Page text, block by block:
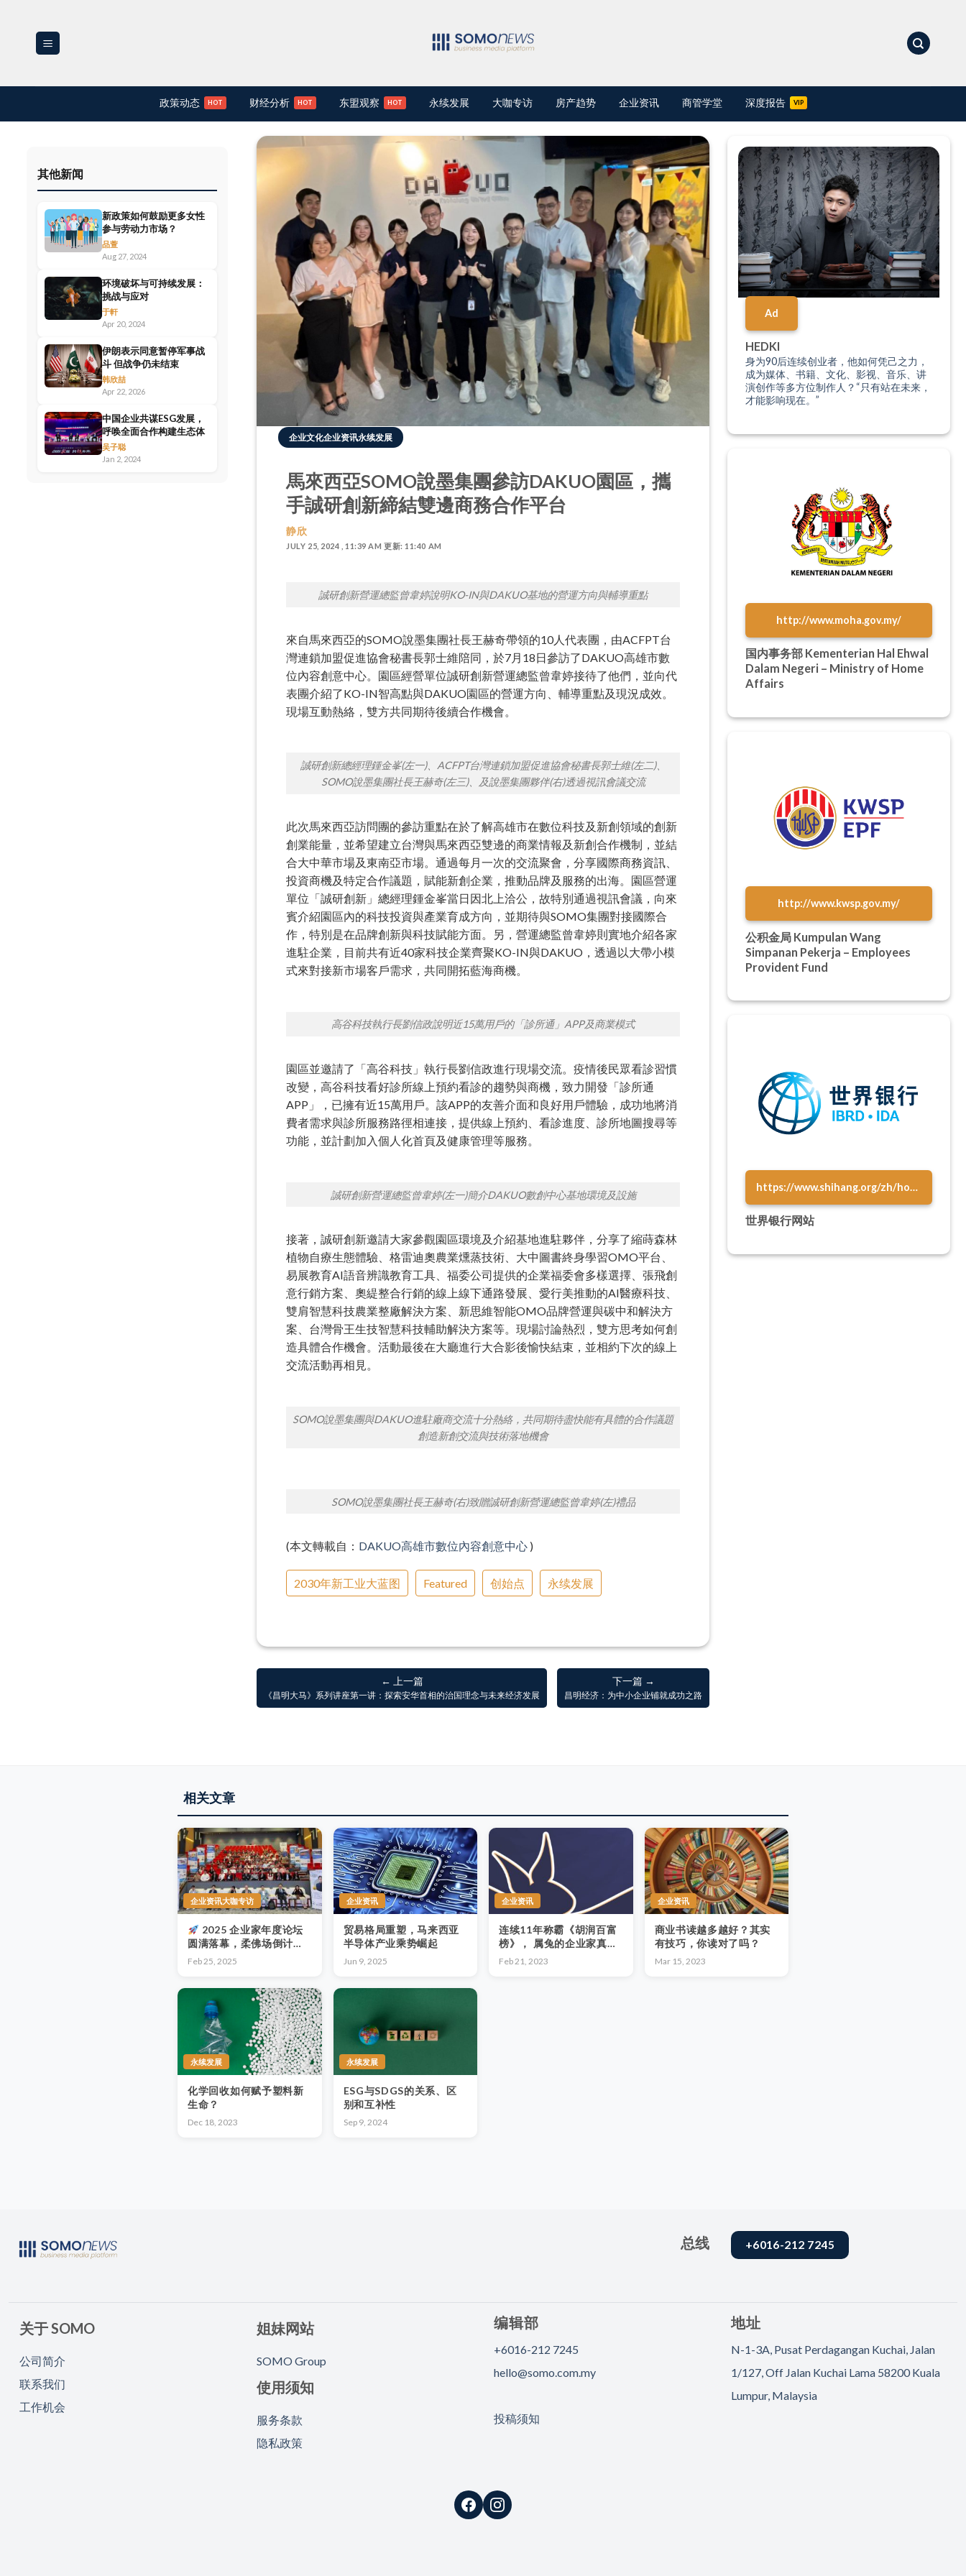
政策动态 财经分析 东盟观察 永续发展 大咖专访 房产趋势 企业资讯 商管学堂 深度报告
其他新闻
新政策如何鼓励更多女性
参与劳动力市场？
品萱
Aug 27, 2024
环境破坏与可持续发展：
挑战与应对
于軒
Apr 20, 2024
伊朗表示同意暂停军事战
斗 但战争仍未结束
韩欣喆
Apr 22, 2026
中国企业共谋ESG发展，
呼唤全面合作构建生态体
吴子聪
Jan 2, 2024
企业文化企业资讯永续发展
馬來西亞SOMO說墨集團參訪DAKUO園區，攜
手誠研創新締結雙邊商務合作平台
静欣
JULY 25, 2024 , 11:39 AM 更新: 11:40 AM
誠研創新營運總監曾韋婷說明KO-IN與DAKUO基地的營運方向與輔導重點
來自馬來西亞的SOMO說墨集團社長王赫奇帶領的10人代表團，由ACFPT台
灣連鎖加盟促進協會秘書長郭士維陪同，於7月18日參訪了DAKUO高雄市數
位內容創意中心。園區經營單位誠研創新營運總監曾韋婷接待了他們，並向代
表團介紹了KO-IN智高點與DAKUO園區的營運方向、輔導重點及現況成效。
現場互動熱絡，雙方共同期待後續合作機會。
誠研創新總經理鍾金峯(左一)、ACFPT台灣連鎖加盟促進協會秘書長郭士維(左二)、
SOMO說墨集團社長王赫奇(左三)、及說墨集團夥伴(右)透過視訊會議交流
此次馬來西亞訪問團的參訪重點在於了解高雄市在數位科技及新創領域的創新
創業能量，並希望建立台灣與馬來西亞雙邊的商業情報及新創合作機制，並結
合大中華市場及東南亞市場。通過每月一次的交流聚會，分享國際商務資訊、
投資商機及特定合作議題，賦能新創企業，推動品牌及服務的出海。園區營運
單位「誠研創新」總經理鍾金峯當日因北上洽公，故特別通過視訊會議，向來
賓介紹園區內的科技投資與產業育成方向，並期待與SOMO集團對接國際合
作，特別是在品牌創新與科技賦能方面。另，營運總監曾韋婷則實地介紹各家
進駐企業，目前共有近40家科技企業齊聚KO-IN與DAKUO，透過以大帶小模
式來對接新市場客戶需求，共同開拓藍海商機。
高谷科技執行長劉信政說明近15萬用戶的「診所通」APP及商業模式
園區並邀請了「高谷科技」執行長劉信政進行現場交流。疫情後民眾看診習慣
改變，高谷科技看好診所線上預約看診的趨勢與商機，致力開發「診所通
APP」，已擁有近15萬用戶。該APP的友善介面和良好用戶體驗，成功地將消
費者需求與診所服務路徑相連接，提供線上預約、看診進度、診所地圖搜尋等
功能，並計劃加入個人化首頁及健康管理等服務。
誠研創新營運總監曾韋婷(左一)簡介DAKUO數創中心基地環境及設施
接著，誠研創新邀請大家參觀園區環境及介紹基地進駐夥伴，分享了縮蒔森林
植物自療生態體驗、格雷迪奧農業燻蒸技術、大中圖書終身學習OMO平台、
易展教育AI語音辨識教育工具、福委公司提供的企業福委會多樣選擇、張飛創
意行銷方案、奧緹整合行銷的線上線下通路發展、愛行美推動的AI醫療科技、
雙肩智慧科技農業整廠解決方案、新思維智能OMO品牌營運與碳中和解決方
案、台灣骨王生技智慧科技輔助解決方案等。現場討論熱烈，雙方思考如何創
造具體合作機會。活動最後在大廳進行大合影後愉快結束，並相約下次的線上
交流活動再相見。
SOMO說墨集團與DAKUO進駐廠商交流十分熱絡，共同期待盡快能有具體的合作議題
創造新創交流與技術落地機會
SOMO說墨集團社長王赫奇(右)致贈誠研創新營運總監曾韋婷(左)禮品
(本文轉載自： DAKUO高雄市數位內容創意中心 )
2030年新工业大蓝图 Featured 创始点 永续发展
← 上一篇
《昌明大马》系列讲座第一讲：探索安华首相的治国理念与未来经济发展
下一篇 →
昌明经济：为中小企业铺就成功之路
Ad
HEDKI
身为90后连续创业者，他如何凭己之力，
成为媒体、书籍、文化、影视、音乐、讲
演创作等多方位制作人？“只有站在未来，
才能影响现在。”
http://www.moha.gov.my/
国内事务部 Kementerian Hal Ehwal
Dalam Negeri – Ministry of Home
Affairs
http://www.kwsp.gov.my/
公积金局 Kumpulan Wang
Simpanan Pekerja – Employees
Provident Fund
https://www.shihang.org/zh/home
世界银行网站
相关文章
企业资讯大咖专访
2025 企业家年度论坛
圆满落幕，柔佛场倒计时
1 天！
Feb 25, 2025
企业资讯
贸易格局重塑，马来西亚
半导体产业乘势崛起
Jun 9, 2025
企业资讯
连续11年称霸《胡润百富
榜》， 属兔的企业家真的
特别厉害？
Feb 21, 2023
企业资讯
商业书读越多越好？其实
有技巧，你读对了吗？
Mar 15, 2023
永续发展
化学回收如何赋予塑料新
生命？
Dec 18, 2023
永续发展
ESG与SDGS的关系、区
别和互补性
Sep 9, 2024
总线 +6016-212 7245
关于 SOMO
公司简介
联系我们
工作机会
姐妹网站
SOMO Group
使用须知
服务条款
隐私政策
编辑部
+6016-212 7245
hello@somo.com.my
投稿须知
地址
N-1-3A, Pusat Perdagangan Kuchai, Jalan
1/127, Off Jalan Kuchai Lama 58200 Kuala
Lumpur, Malaysia